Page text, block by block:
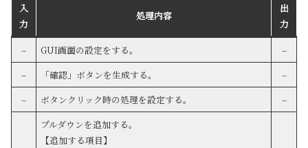
入
力
処理内容
出
力
–
GUI画面の設定をする。
–
–
「確認」ボタンを生成する。
–
–
ボタンクリック時の処理を設定する。 –
プルダウンを追加する。
【追加する項目】